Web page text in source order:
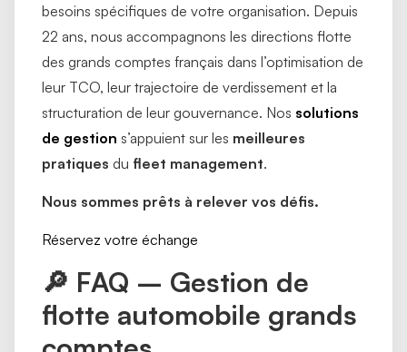
besoins spécifiques de votre organisation. Depuis
22 ans, nous accompagnons les directions flotte
des grands comptes français dans l’optimisation de
leur TCO, leur trajectoire de verdissement et la
structuration de leur gouvernance. Nos solutions
de gestion s’appuient sur les meilleures
pratiques du fleet management.
Nous sommes prêts à relever vos défis.
Réservez votre échange
🔎 FAQ – Gestion de
flotte automobile grands